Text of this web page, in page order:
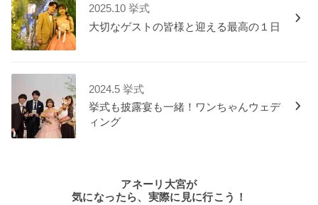
2025.10 挙式
大切なゲストの皆様と迎える最高の１日
2024.5 挙式
挙式も披露宴も一緒！ワンちゃんウェデ
ィング
アネーリ大宮が
気になったら、実際に見に行こう！